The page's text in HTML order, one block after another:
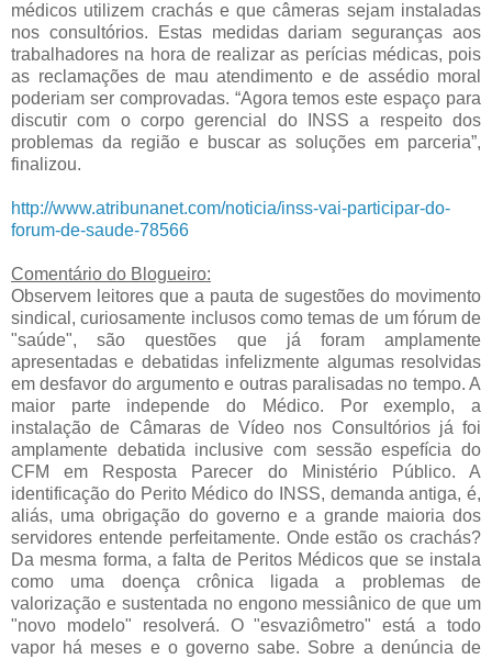
médicos utilizem crachás e que câmeras sejam instaladas
nos consultórios. Estas medidas dariam seguranças aos
trabalhadores na hora de realizar as perícias médicas, pois
as reclamações de mau atendimento e de assédio moral
poderiam ser comprovadas. “Agora temos este espaço para
discutir com o corpo gerencial do INSS a respeito dos
problemas da região e buscar as soluções em parceria”,
finalizou.
http://www.atribunanet.com/noticia/inss-vai-participar-do-
forum-de-saude-78566
Comentário do Blogueiro:
Observem leitores que a pauta de sugestões do movimento
sindical, curiosamente inclusos como temas de um fórum de
"saúde", são questões que já foram amplamente
apresentadas e debatidas infelizmente algumas resolvidas
em desfavor do argumento e outras paralisadas no tempo. A
maior parte independe do Médico. Por exemplo, a
instalação de Câmaras de Vídeo nos Consultórios já foi
amplamente debatida inclusive com sessão espefícia do
CFM em Resposta Parecer do Ministério Público. A
identificação do Perito Médico do INSS, demanda antiga, é,
aliás, uma obrigação do governo e a grande maioria dos
servidores entende perfeitamente. Onde estão os crachás?
Da mesma forma, a falta de Peritos Médicos que se instala
como uma doença crônica ligada a problemas de
valorização e sustentada no engono messiânico de que um
"novo modelo" resolverá. O "esvaziômetro" está a todo
vapor há meses e o governo sabe. Sobre a denúncia de